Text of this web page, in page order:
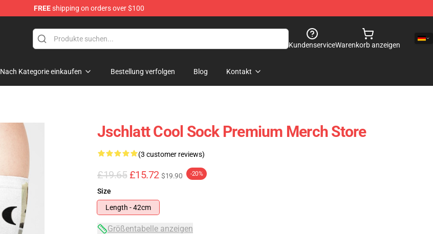
FREEshipping on orders over $100
KundenserviceWarenkorb anzeigen
Nach Kategorie einkaufen Bestellung verfolgen Blog Kontakt
Jschlatt Cool Sock Premium Merch Store
(3 customer reviews)
£19.65 £15.72 $19.90 -20%
Size
Length - 42cm
Größentabelle anzeigen